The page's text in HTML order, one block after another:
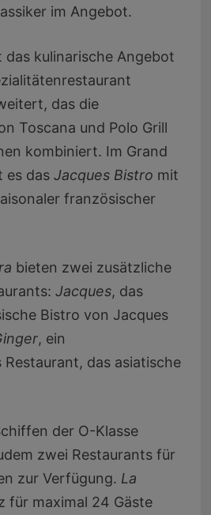
im Angebot.
das kulinarische Angebot
das die
Toscana und Polo Grill
kombiniert. Im Grand
es das Jacques Bistro mit
französischer
bieten zwei zusätzliche
Jacques, das
Bistro von Jacques
, ein
das asiatische
der O-Klasse
zwei Restaurants für
zur Verfügung. La
für maximal 24 Gäste